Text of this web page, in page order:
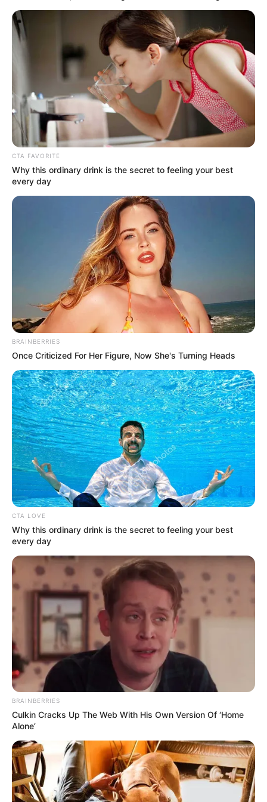
ΚΟΙΝΩΝΙΚΑ ΔΙΚΤΥΑ
FACEBOOK ΑΡΈΣΕΙ
YOUTUBE ΕΓΓΡΑΦΕΊΤΕ
EMAIL
ΣΠΑΜΕ ΤΟ ΜΑΤΡΙΞ – ΤΟ ΒΙΒΛΙΟ
CTA FAVORITE
Why this ordinary drink is the secret to feeling your best
every day
BRAINBERRIES
Once Criticized For Her Figure, Now She's Turning Heads
CTA LOVE
Why this ordinary drink is the secret to feeling your best
every day
BRAINBERRIES
Culkin Cracks Up The Web With His Own Version Of ‘Home
Alone’